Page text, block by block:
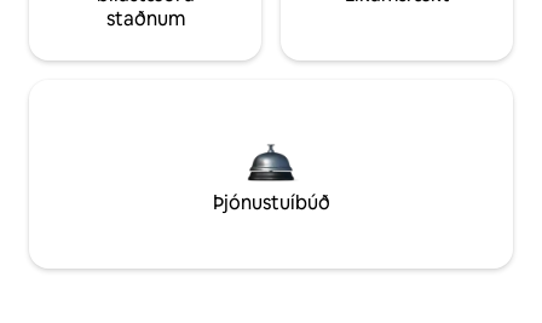
staðnum
Þjónustuíbúð